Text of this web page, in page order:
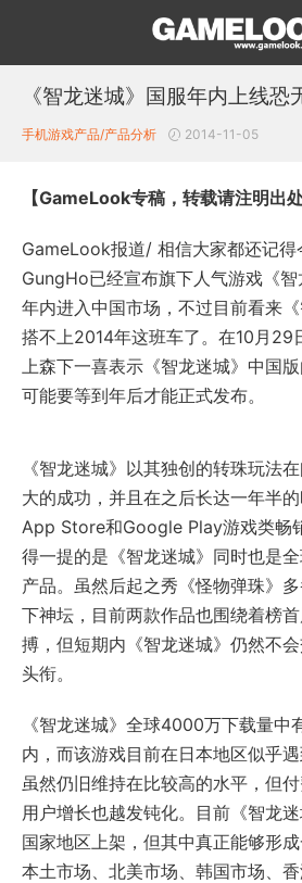
《智龙迷城》国服年内上线恐
手机游戏产品/产品分析 2014-11-05
【GameLook专稿，转载请注明出处
GameLook报道/ 相信大家都还记得
GungHo已经宣布旗下人气游戏《
年内进入中国市场，不过目前看来
搭不上2014年这班车了。在10月29
上森下一喜表示《智龙迷城》中国
可能要等到年后才能正式发布。
《智龙迷城》以其独创的转珠玩法
大的成功，并且在之后长达一年半
App Store和Google Play游戏类畅
得一提的是《智龙迷城》同时也是
产品。虽然后起之秀《怪物弹珠》
下神坛，目前两款作品也围绕着榜
搏，但短期内《智龙迷城》仍然不
头衔。
《智龙迷城》全球4000万下载量中
内，而该游戏目前在日本地区似乎
虽然仍旧维持在比较高的水平，但
用户增长也越发钝化。目前《智龙
国家地区上架，但其中真正能够形
本土市场、北美市场、韩国市场、香